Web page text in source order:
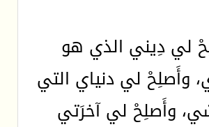
لي دِيني الذي هو
وأَصلِحْ لي دنياي التي
وأَصلِحْ لي آخرَتي